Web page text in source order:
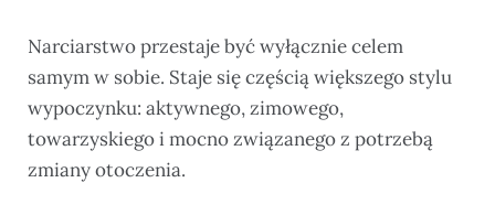
Narciarstwo przestaje być wyłącznie celem
samym w sobie. Staje się częścią większego stylu
wypoczynku: aktywnego, zimowego,
towarzyskiego i mocno związanego z potrzebą
zmiany otoczenia.